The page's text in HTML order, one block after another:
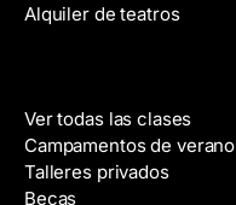
c
Alquiler de teatros
Ver todas las clases
Campamentos de verano
Talleres privados
Becas